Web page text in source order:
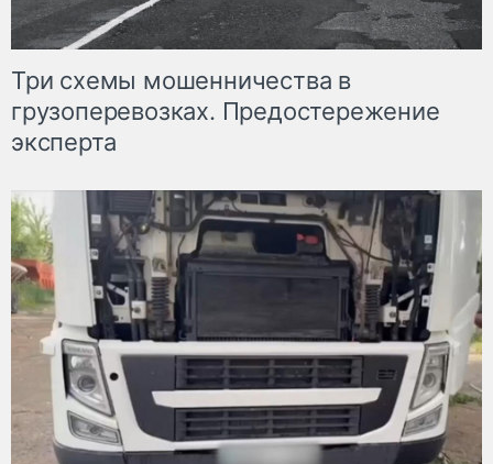
Три схемы мошенничества в
грузоперевозках. Предостережение
эксперта